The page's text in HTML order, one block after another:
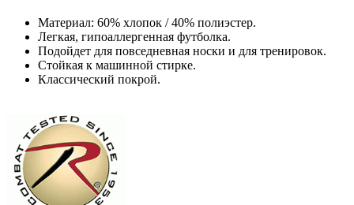
Материал: 60% хлопок / 40% полиэстер.
Легкая, гипоаллергенная футболка.
Подойдет для повседневная носки и для тренировок.
Стойкая к машинной стирке.
Классический покрой.